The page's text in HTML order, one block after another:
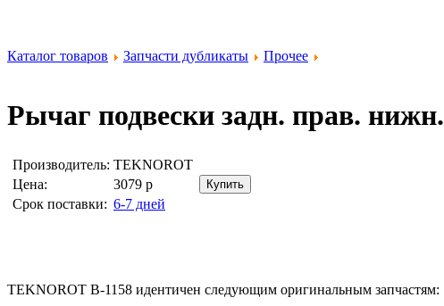
Каталог товаров Запчасти дубликаты Прочее
Рычаг подвески задн. прав. нижн.
Производитель: TEKNOROT
Цена:
3079 р
Срок поставки: 6-7 дней
TEKNOROT B-1158 идентичен следующим оригинальным запчастям: